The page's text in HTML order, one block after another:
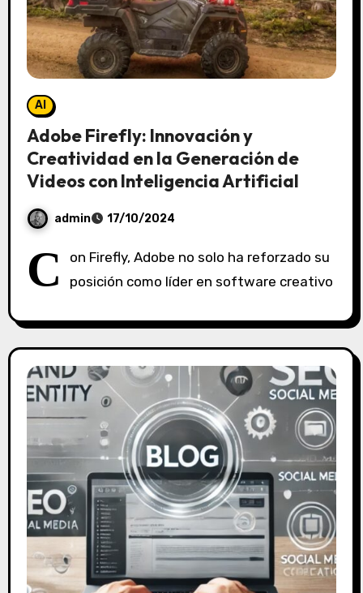
AI
Adobe Firefly: Innovación y
Creatividad en la Generación de
Videos con Inteligencia Artificial
admin 17/10/2024
i
n
o
m
e
n
t
a
r
i
o
s
C
on Firefly, Adobe no solo ha reforzado su
posición como líder en software creativo